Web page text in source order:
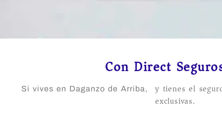
Con Direct
Si vives en Daganzo de Arriba,
y tienes el
exclusivas.